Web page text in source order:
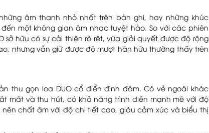
âm thanh nhỏ nhất trên bản ghi, hay những khúc
một không gian âm nhạc tuyệt hảo. So với các phiên
sở hữu có sự cải thiện rõ rệt, vừa giải quyết được độ rộng
nhưng vẫn giữ được độ mượt hãn hữu thường thấy trên
thu gọn loa DUO cổ điển đình đám. Có vẻ ngoài khác
mắt và thu hút, có khả năng trình diễn mạnh mẽ với độ
chất âm với độ chi tiết cao, giàu cảm xúc và biểu thị